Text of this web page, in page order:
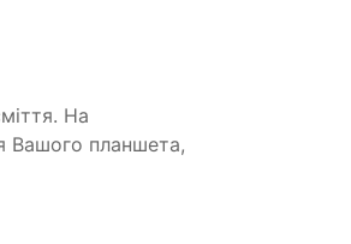
На
Вашого планшета,